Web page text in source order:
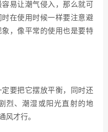
让潮气侵入，那么就可
在使用时候一样要注意避
，像平常的使用也是要特
要把它摆放平衡，同时还
烈、潮湿或阳光直射的地
风才行。